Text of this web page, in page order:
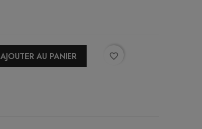
AJOUTER AU PANIER favorite_border